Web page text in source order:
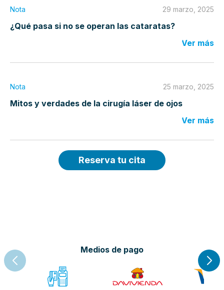
Nota 29 marzo, 2025
¿Qué pasa si no se operan las cataratas?
Ver más
Nota 25 marzo, 2025
Mitos y verdades de la cirugía láser de ojos
Ver más
Reserva tu cita
Medios de pago